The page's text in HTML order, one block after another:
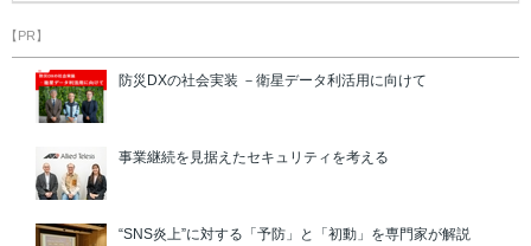
【PR】
防災DXの社会実装 －衛星データ利活用に向けて
事業継続を見据えたセキュリティを考える
“SNS炎上”に対する「予防」と「初動」を専門家が解説